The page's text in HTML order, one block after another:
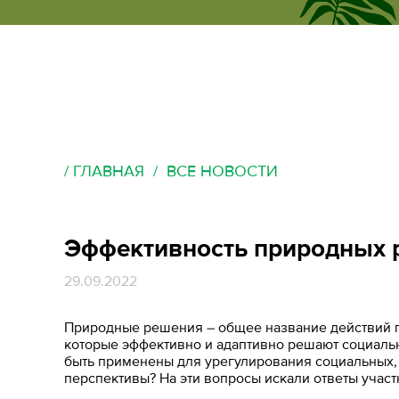
ecumene форум
ГЛАВНАЯ ВСЕ НОВОСТИ
Эффективность природных
29.09.2022
Природные решения – общее название действий
которые эффективно и адаптивно решают
быть применены для урегулирования
перспективы? На эти вопросы искали ответы